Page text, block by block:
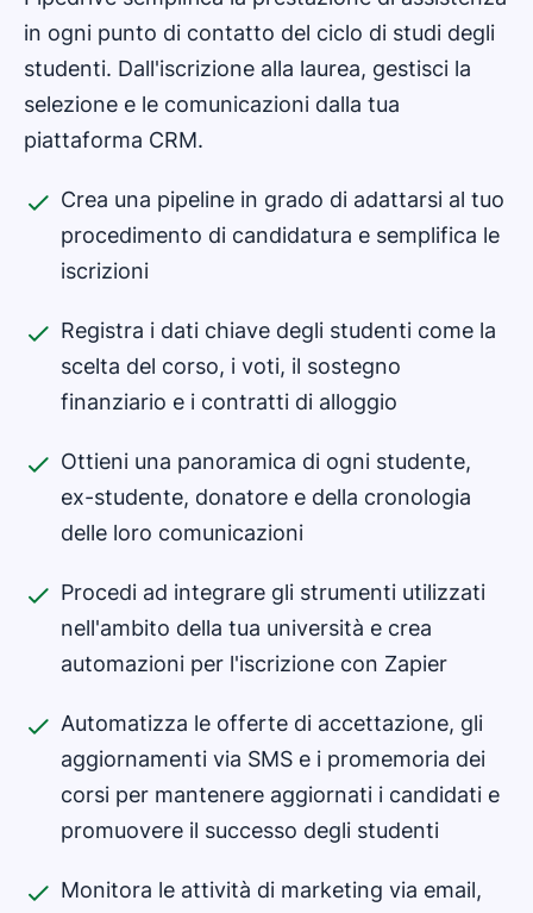
in ogni punto di contatto del ciclo di studi degli
studenti. Dall'iscrizione alla laurea, gestisci la
selezione e le comunicazioni dalla tua
piattaforma CRM.
Crea una pipeline in grado di adattarsi al tuo
procedimento di candidatura e semplifica le
iscrizioni
Registra i dati chiave degli studenti come la
scelta del corso, i voti, il sostegno
finanziario e i contratti di alloggio
Ottieni una panoramica di ogni studente,
ex-studente, donatore e della cronologia
delle loro comunicazioni
Procedi ad integrare gli strumenti utilizzati
nell'ambito della tua università e crea
automazioni per l'iscrizione con Zapier
Automatizza le offerte di accettazione, gli
aggiornamenti via SMS e i promemoria dei
corsi per mantenere aggiornati i candidati e
promuovere il successo degli studenti
Monitora le attività di marketing via email,